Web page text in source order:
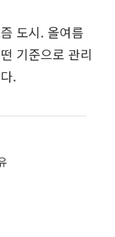
도시. 올여름
기준으로 관리
.